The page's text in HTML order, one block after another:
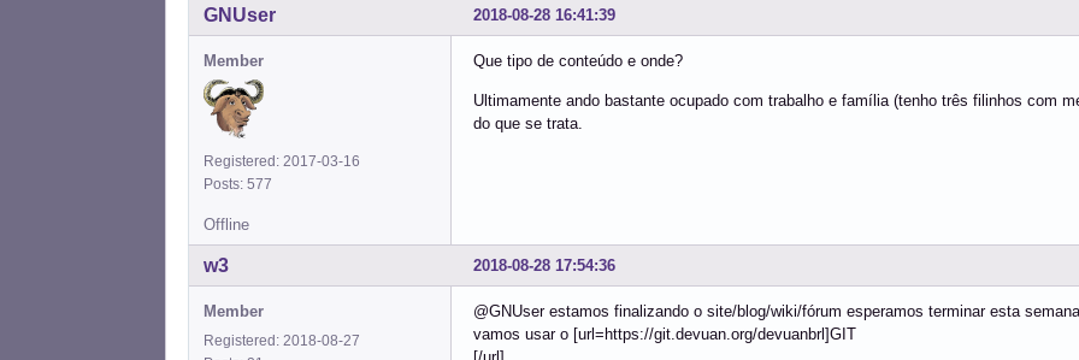
2018-08-28 16:41:39
GNUser
Member
Registered: 2017-03-16
Posts: 577
Que tipo de conteúdo e onde?
Ultimamente ando bastante ocupado com trabalho e família (tenho três filinhos com
do que se trata.
Offline
2018-08-28 17:54:36
w3
Member
Registered: 2018-08-27
@GNUser estamos finalizando o site/blog/wiki/fórum esperamos terminar esta
vamos usar o [url=https://git.devuan.org/devuanbrl]GIT